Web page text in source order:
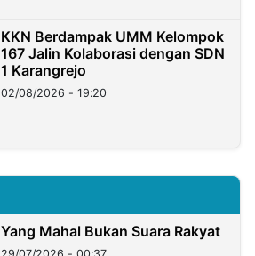
KKN Berdampak UMM Kelompok
167 Jalin Kolaborasi dengan SDN
1 Karangrejo
02/08/2026 - 19:20
Yang Mahal Bukan Suara Rakyat